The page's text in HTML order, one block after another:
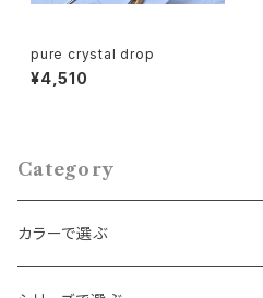
pure crystal drop
¥4,510
Category
カラーで選ぶ